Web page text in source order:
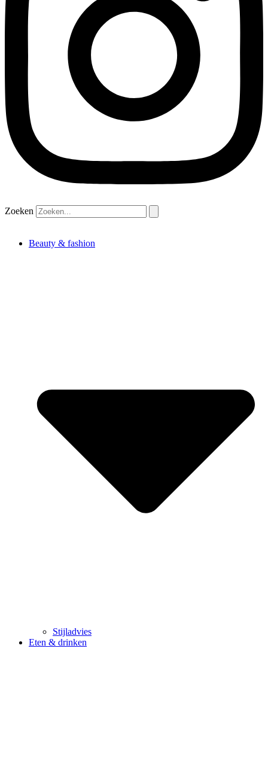
Zoeken
Beauty & fashion
Stijladvies
Eten & drinken